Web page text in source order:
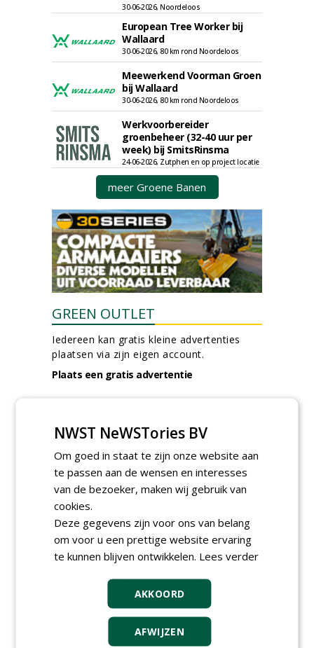
30-06-2026, Noordeloos
European Tree Worker bij
Wallaard
30-06-2026, 80 km rond Noordeloos
Meewerkend Voorman Groen
bij Wallaard
30-06-2026, 80 km rond Noordeloos
Werkvoorbereider
groenbeheer (32-40 uur per
week) bij SmitsRinsma
24-06-2026, Zutphen en op project locatie
meer Groene Banen
GREEN OUTLET
Iedereen kan gratis kleine advertenties
plaatsen via zijn eigen account.
Plaats een gratis advertentie
AGENDA
Roadshow over
GreentoColour en Heem in
Swalmen
Vakdag 'All About Annuals'
zet eenjarige planten
centraal in Appeltern
donderdag 27 augustus 2026
Openbare Ruimte Congres
NWST NeWSTories BV
Om goed in staat te zijn onze website aan
te passen aan de wensen en interesses
van de bezoeker, maken wij gebruik van
cookies.
Deze gegevens zijn voor ons van belang
om voor u een prettige website ervaring
te kunnen blijven ontwikkelen. Lees verder
AKKOORD
AFWIJZEN